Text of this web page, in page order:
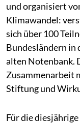
und organisiert
Klimawandel:
sich über 100
Bundesländern in
alten Notenbank.
Zusammenarbeit
Stiftung und
Für die